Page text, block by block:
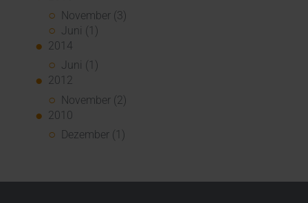
November (3)
Juni (1)
2014
Juni (1)
2012
November (2)
2010
Dezember (1)